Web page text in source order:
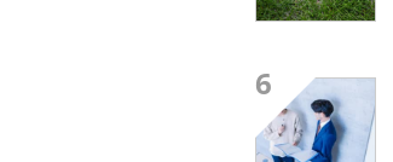
6